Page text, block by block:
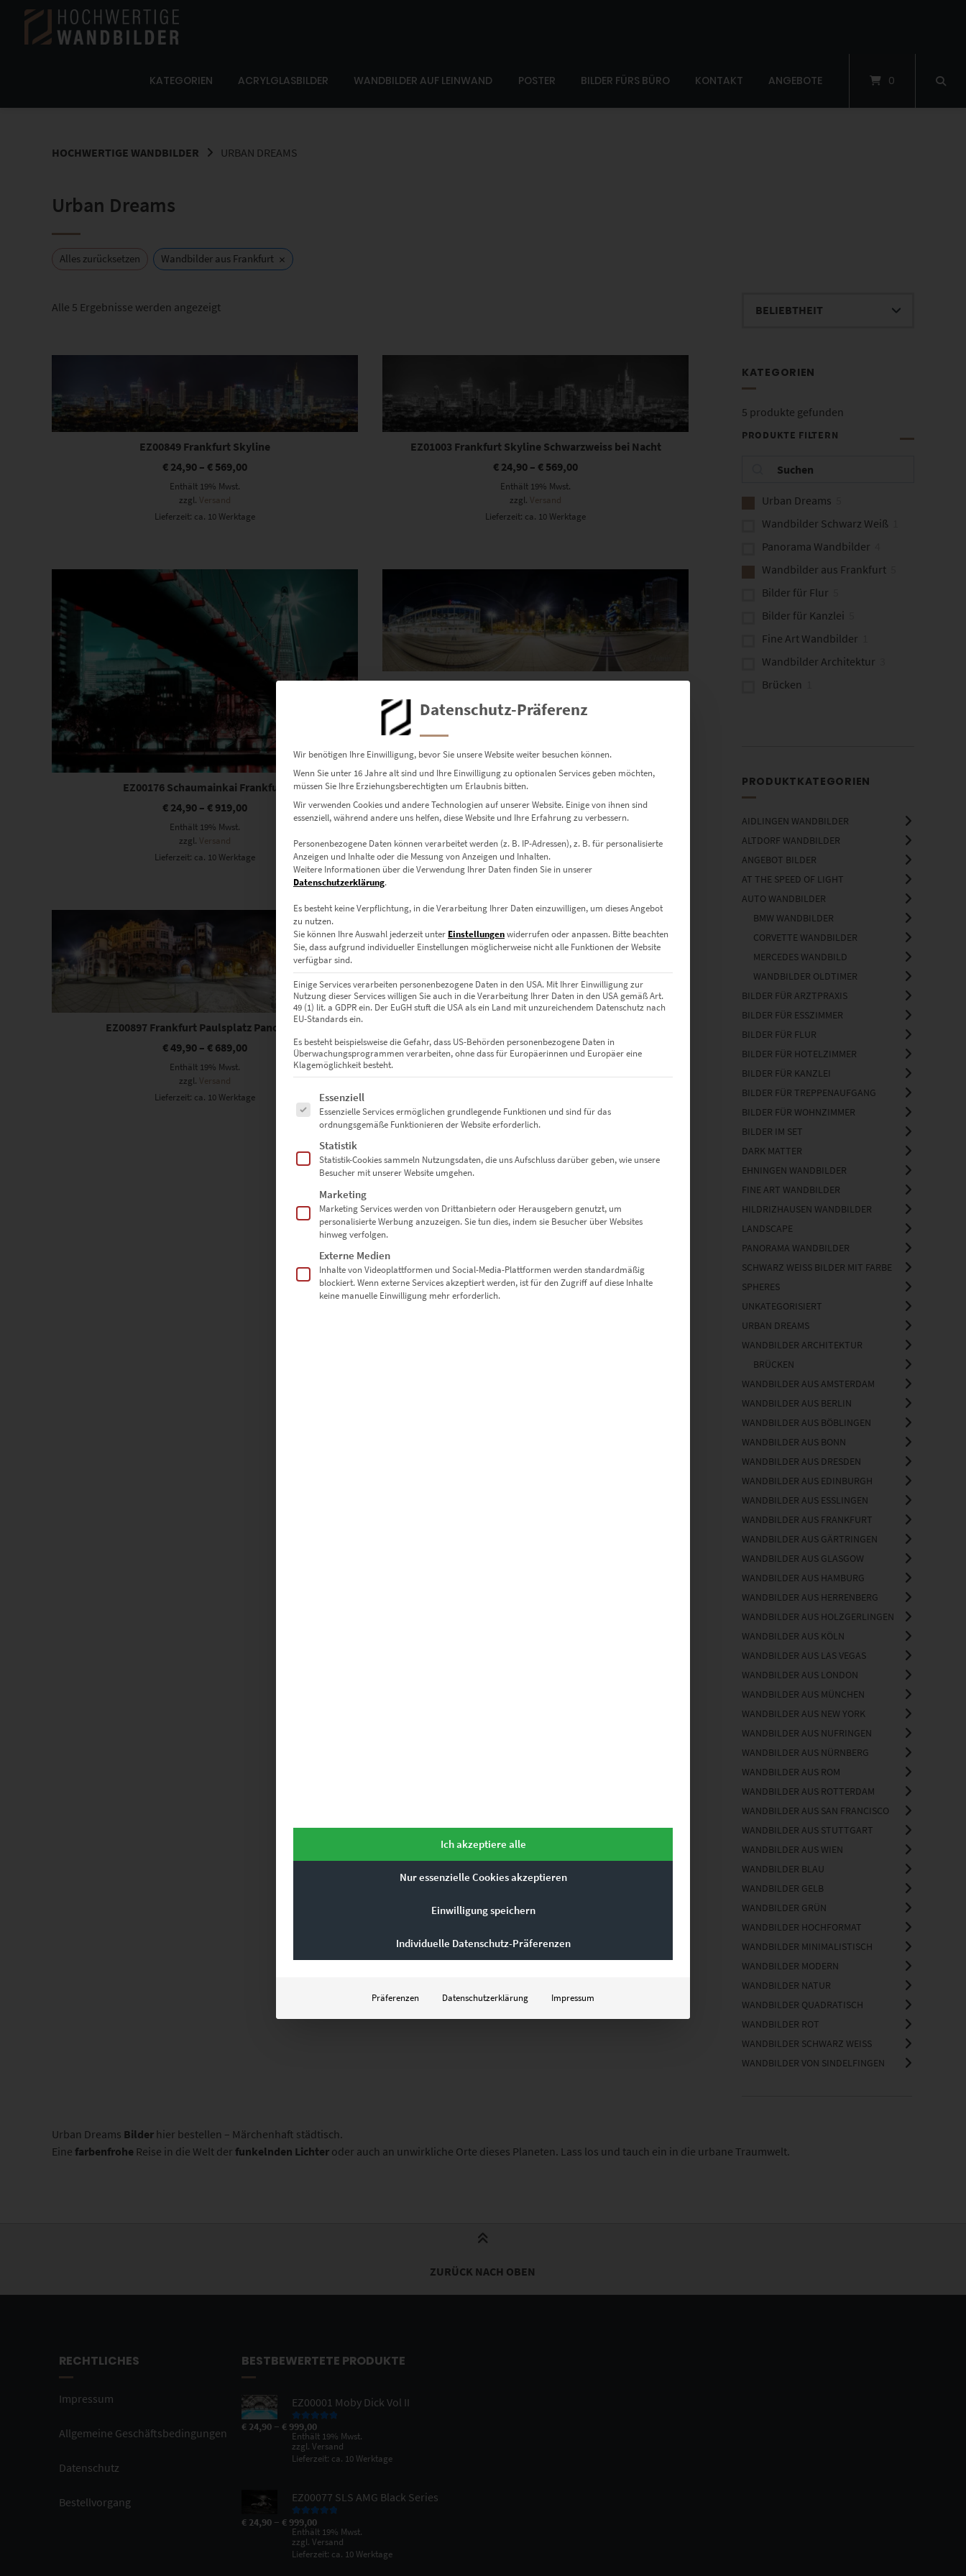
Springe
Inhalt
KATEGORIEN ACRYLGLASBILDER WANDBILDER AUF LEINWAND POSTER BILDER FÜRS BÜRO KONTAKT ANGEBOTE 0
HOCHWERTIGE WANDBILDER URBAN DREAMS
Urban Dreams
Alles zurücksetzen Wandbilder aus Frankfurt ×
Alle 5 Ergebnisse werden angezeigtNach
Dieses Produkt weist mehrere Varianten auf. Die Optionen können auf der Produktseite gewählt werden
EZ00849 Frankfurt Skyline
€ 24,90 –€ 569,00
Enthält 19% Mwst.
zzgl.Versand
Lieferzeit: ca. 10 Werktage
Dieses Produkt weist mehrere Varianten auf. Die Optionen können auf der Produktseite gewählt werden
EZ01003 Frankfurt Skyline Schwarzweiss bei Nacht
€ 24,90 –€ 569,00
Enthält 19% Mwst.
zzgl.Versand
Lieferzeit: ca. 10 Werktage
Dieses Produkt weist mehrere Varianten auf. Die Optionen können auf der Produktseite gewählt werden
EZ00176 Schaumainkai Frankfurt
€ 24,90 –€ 919,00
Enthält 19% Mwst.
zzgl.Versand
Lieferzeit: ca. 10 Werktage
Dieses Produkt weist mehrere Varianten auf. Die Optionen können auf der Produktseite gewählt werden
EZ00898 Frankfurt Willy Brandt Platz Panorama
€49,00–€689,00
Lieferzeit: ca. 10 Werktage
Dieses Produkt weist mehrere Varianten auf. Die Optionen können auf der Produktseite gewählt werden
EZ00897 Frankfurt Paulsplatz Panorama
€49,90 –€ 689,00
Enthält 19% Mwst.
zzgl.Versand
Lieferzeit: ca. 10 Werktage
KATEGORIEN
5 produkte gefunden
PRODUKTE FILTERN
Urban Dreams
Wandbilder Schwarz Weiß
Panorama Wandbilder
Wandbilder aus Frankfurt
Bilder für Flur
Bilder für Kanzlei
Fine Art Wandbilder
Wandbilder Architektur
Brücken
PRODUKTKATEGORIEN
AIDLINGEN WANDBILDER
ALTDORF WANDBILDER
ANGEBOT BILDER
AT THE SPEED OF LIGHT
AUTO WANDBILDER
BMW WANDBILDER
CORVETTE WANDBILDER
MERCEDES WANDBILD
WANDBILDER OLDTIMER
BILDER FÜR ARZTPRAXIS
BILDER FÜR ESSZIMMER
BILDER FÜR FLUR
BILDER FÜR HOTELZIMMER
BILDER FÜR KANZLEI
BILDER FÜR TREPPENAUFGANG
BILDER FÜR WOHNZIMMER
BILDER IM SET
DARK MATTER
EHNINGEN WANDBILDER
FINE ART WANDBILDER
HILDRIZHAUSEN WANDBILDER
LANDSCAPE
PANORAMA WANDBILDER
SCHWARZ WEISS BILDER MIT FARBE
SPHERES
UNKATEGORISIERT
URBAN DREAMS
WANDBILDER ARCHITEKTUR
BRÜCKEN
WANDBILDER AUS AMSTERDAM
WANDBILDER AUS BERLIN
WANDBILDER AUS BÖBLINGEN
WANDBILDER AUS BONN
WANDBILDER AUS DRESDEN
WANDBILDER AUS EDINBURGH
WANDBILDER AUS ESSLINGEN
WANDBILDER AUS FRANKFURT
WANDBILDER AUS GÄRTRINGEN
WANDBILDER AUS GLASGOW
WANDBILDER AUS HAMBURG
WANDBILDER AUS HERRENBERG
WANDBILDER AUS HOLZGERLINGEN
WANDBILDER AUS KÖLN
WANDBILDER AUS LAS VEGAS
WANDBILDER AUS LONDON
WANDBILDER AUS MÜNCHEN
WANDBILDER AUS NEW YORK
WANDBILDER AUS NUFRINGEN
WANDBILDER AUS NÜRNBERG
WANDBILDER AUS ROM
WANDBILDER AUS ROTTERDAM
WANDBILDER AUS SAN FRANCISCO
WANDBILDER AUS STUTTGART
WANDBILDER AUS WIEN
WANDBILDER BLAU
WANDBILDER GELB
WANDBILDER GRÜN
WANDBILDER HOCHFORMAT
WANDBILDER MINIMALISTISCH
WANDBILDER MODERN
WANDBILDER NATUR
WANDBILDER QUADRATISCH
WANDBILDER ROT
WANDBILDER SCHWARZ WEISS
WANDBILDER VON SINDELFINGEN
Urban Dreams Bilderhier bestellen – Märchenhaft städtisch.
Eine farbenfroheReise in die Welt der funkelnden Lichteroder auch an unwirkliche Orte dieses Planeten. Lass los und tauch ein in die urbane Traumwelt.
ZURÜCK NACH OBEN
RECHTLICHES
Impressum
Allgemeine Geschäftsbedingungen
Datenschutz
Bestellvorgang
BESTBEWERTETE PRODUKTE
EZ00001 Moby Dick Vol II
Bewertet mit
5.00von 5
€24,90– €999,00
Enthält 19% Mwst.
zzgl. Versand
Lieferzeit: ca. 10 Werktage
EZ00077 SLS AMG Black Series
Bewertet mit
5.00von 5
€24,90– €999,00
Enthält 19% Mwst.
zzgl. Versand
Lieferzeit: ca. 10 Werktage
Datenschutz-Präferenz
Wir benötigen Ihre Einwilligung, bevor Sie unsere Website weiter besuchen können.
Wenn Sie unter 16 Jahre alt sind und Ihre Einwilligung zu optionalen Services geben möchten,
müssen Sie Ihre Erziehungsberechtigten um Erlaubnis bitten.
Wir verwenden Cookies und andere Technologien auf unserer Website. Einige von ihnen sind
essenziell, während andere uns helfen, diese Website und Ihre Erfahrung zu verbessern.
Personenbezogene Daten können verarbeitet werden (z. B. IP-Adressen), z. B. für personalisierte
Anzeigen und Inhalte oder die Messung von Anzeigen und Inhalten.
Weitere Informationen über die Verwendung Ihrer Daten finden Sie in unserer
Datenschutzerklärung.
Es besteht keine Verpflichtung, in die Verarbeitung Ihrer Daten einzuwilligen, um dieses Angebot
zu nutzen.
Sie können Ihre Auswahl jederzeit unter Einstellungenwiderrufen oder anpassen. Bitte beachten
Sie, dass aufgrund individueller Einstellungen möglicherweise nicht alle Funktionen der Website
verfügbar sind.
Einige Services verarbeiten personenbezogene Daten in den USA. Mit Ihrer Einwilligung zur
Nutzung dieser Services willigen Sie auch in die Verarbeitung Ihrer Daten in den USA gemäß Art.
49 (1) lit. a GDPR ein. Der EuGH stuft die USA als ein Land mit unzureichendem Datenschutz nach
EU-Standards ein.
Es besteht beispielsweise die Gefahr, dass US-Behörden personenbezogene Daten in
Überwachungsprogrammen verarbeiten, ohne dass für Europäerinnen und Europäer eine
Klagemöglichkeit besteht.
Es folgt eine Liste der Service-Gruppen, für die eine Einwilligung erteilt werden kann. Die erste Service-Gruppe ist essenziell und kann nicht
Essenziell
Essenzielle Services ermöglichen grundlegende Funktionen und sind für das
ordnungsgemäße Funktionieren der Website erforderlich.
Statistik
Statistik-Cookies sammeln Nutzungsdaten, die uns Aufschluss darüber geben, wie unsere
Besucher mit unserer Website umgehen.
Marketing
Marketing Services werden von Drittanbietern oder Herausgebern genutzt, um
personalisierte Werbung anzuzeigen. Sie tun dies, indem sie Besucher über Websites
hinweg verfolgen.
Externe Medien
Inhalte von Videoplattformen und Social-Media-Plattformen werden standardmäßig
blockiert. Wenn externe Services akzeptiert werden, ist für den Zugriff auf diese Inhalte
keine manuelle Einwilligung mehr erforderlich.
Ich akzeptiere alle
Nur essenzielle Cookies akzeptieren
Einwilligung speichern
Individuelle Datenschutz-Präferenzen
Präferenzen Datenschutzerklärung Impressum